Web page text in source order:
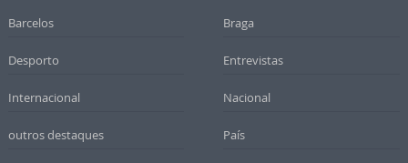
Barcelos Braga
Desporto Entrevistas
Internacional Nacional
outros destaques País